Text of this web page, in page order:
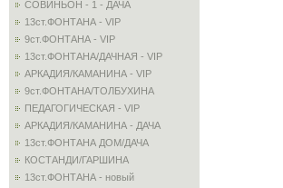
СОВИНЬОН - 1 - ДАЧА
13ст.ФОНТАНА - VIP
9ст.ФОНТАНА - VIP
13ст.ФОНТАНА/ДАЧНАЯ - VIP
АРКАДИЯ/КАМАНИНА - VIP
9ст.ФОНТАНА/ТОЛБУХИНА
ПЕДАГОГИЧЕСКАЯ - VIP
АРКАДИЯ/КАМАНИНА - ДАЧА
13ст.ФОНТАНА ДОМ/ДАЧА
КОСТАНДИ/ГАРШИНА
13ст.ФОНТАНА - новый